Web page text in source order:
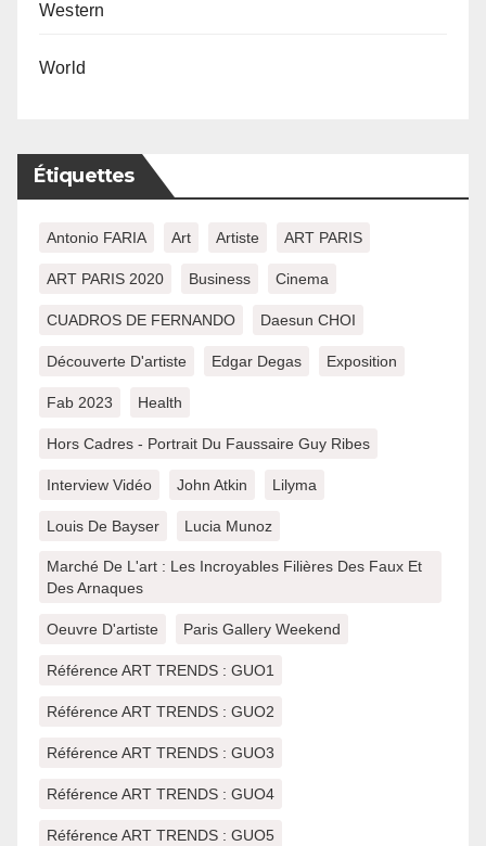
Western
World
Étiquettes
Antonio FARIA Art Artiste ART PARIS
ART PARIS 2020 Business Cinema
CUADROS DE FERNANDO Daesun CHOI
Découverte D'artiste Edgar Degas Exposition
Fab 2023 Health
Hors Cadres - Portrait Du Faussaire Guy Ribes
Interview Vidéo John Atkin Lilyma
Louis De Bayser Lucia Munoz
Marché De L'art : Les Incroyables Filières Des Faux Et
Des Arnaques
Oeuvre D'artiste Paris Gallery Weekend
Référence ART TRENDS : GUO1
Référence ART TRENDS : GUO2
Référence ART TRENDS : GUO3
Référence ART TRENDS : GUO4
Référence ART TRENDS : GUO5